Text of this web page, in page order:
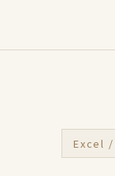
Excel /